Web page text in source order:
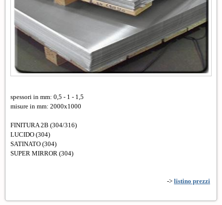
spessori in mm: 0,5 - 1 - 1,5
misure in mm: 2000x1000
FINITURA 2B (304/316)
LUCIDO (304)
SATINATO (304)
SUPER MIRROR (304)
-> listino prezzi